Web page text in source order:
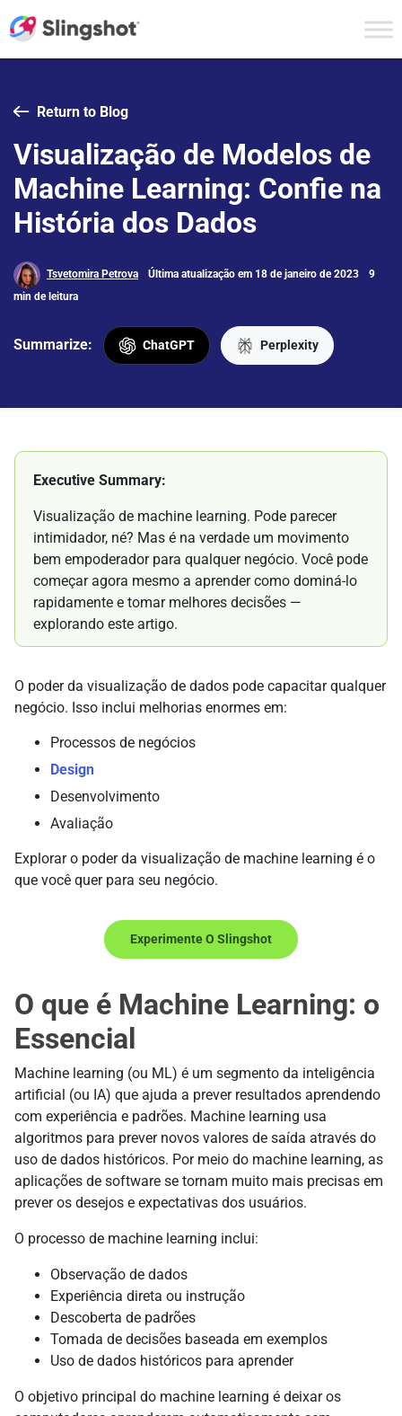
Return to Blog
Visualização de Modelos de
Machine Learning: Confie na
História dos Dados
Tsvetomira Petrova Última atualização em 18 de janeiro de 2023
9
min de leitura
Summarize: ChatGPT Perplexity
Executive Summary:
Visualização de machine learning. Pode parecer
intimidador, né? Mas é na verdade um movimento
bem empoderador para qualquer negócio. Você pode
começar agora mesmo a aprender como dominá-lo
rapidamente e tomar melhores decisões —
explorando este artigo.
O poder da visualização de dados pode capacitar qualquer
negócio. Isso inclui melhorias enormes em:
Processos de negócios
Design
Desenvolvimento
Avaliação
Explorar o poder da visualização de machine learning é o
que você quer para seu negócio.
Experimente O Slingshot
O que é Machine Learning: o
Essencial
Machine learning (ou ML) é um segmento da inteligência
artificial (ou IA) que ajuda a prever resultados aprendendo
com experiência e padrões. Machine learning usa
algoritmos para prever novos valores de saída através do
uso de dados históricos. Por meio do machine learning, as
aplicações de software se tornam muito mais precisas em
prever os desejos e expectativas dos usuários.
O processo de machine learning inclui:
Observação de dados
Experiência direta ou instrução
Descoberta de padrões
Tomada de decisões baseada em exemplos
Uso de dados históricos para aprender
O objetivo principal do machine learning é deixar os